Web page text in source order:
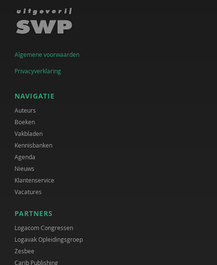
Algemene voorwaarden
Privacyverklaring
NAVIGATIE
Auteurs
Boeken
Vakbladen
Kennisbanken
Agenda
Nieuws
Klantenservice
Vacatures
PARTNERS
Logacom Congressen
Logavak Opleidingsgroep
Zesbee
Carib Publishing